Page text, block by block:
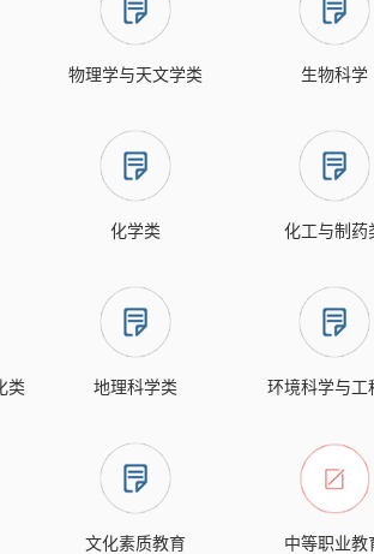
物理学与天文学类 生物科学
化学类 化工与制药
类 地理科学类 环境科学与工
文化素质教育 中等职业教